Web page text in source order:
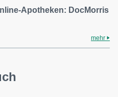
Apotheken: DocMorris
mehr